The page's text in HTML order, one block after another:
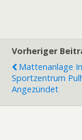
Vorheriger
Mattenanlage
Sportzentrum
Angezündet